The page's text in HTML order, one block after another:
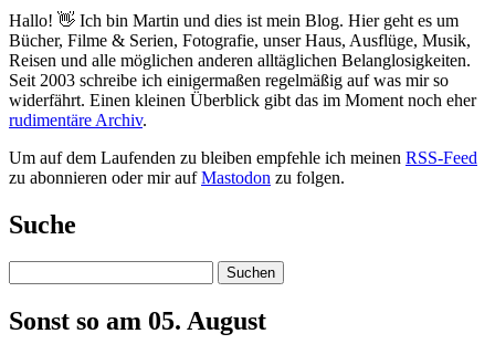
Hallo! 👋 Ich bin Martin und dies ist mein Blog. Hier geht es um
Bücher, Filme & Serien, Fotografie, unser Haus, Ausflüge, Musik,
Reisen und alle möglichen anderen alltäglichen Belanglosigkeiten.
Seit 2003 schreibe ich einigermaßen regelmäßig auf was mir so
widerfährt. Einen kleinen Überblick gibt das im Moment noch eher
rudimentäre Archiv.
Um auf dem Laufenden zu bleiben empfehle ich meinen RSS-Feed
zu abonnieren oder mir aufMastodon zu folgen.
Suche
Suchen
Sonst so am 05. August